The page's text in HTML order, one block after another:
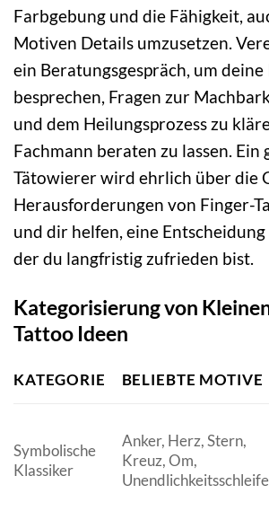
Farbgebung und die Fähigkeit,
Motiven Details umzusetzen.
ein Beratungsgespräch, um deine
besprechen, Fragen zur
und dem Heilungsprozess zu
Fachmann beraten zu lassen. Ein
Tätowierer wird ehrlich über die
Herausforderungen von Finger-
und dir helfen, eine
der du langfristig zufrieden bist.
Kategorisierung von
Tattoo Ideen
KATEGORIE BELIEBTE MOTIVE
Symbolische
Klassiker
Anker, Herz, Stern,
Kreuz, Om,
Unendlichkeitsschleife